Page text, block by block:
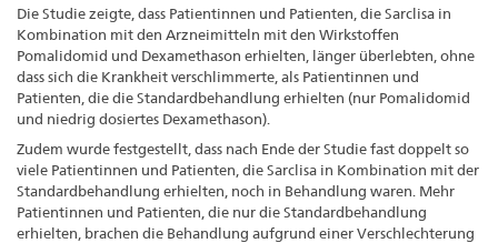
Die Studie zeigte, dass Patientinnen und Patienten, die Sarclisa in
Kombination mit den Arzneimitteln mit den Wirkstoffen
Pomalidomid und Dexamethason erhielten, länger überlebten, ohne
dass sich die Krankheit verschlimmerte, als Patientinnen und
Patienten, die die Standardbehandlung erhielten (nur Pomalidomid
und niedrig dosiertes Dexamethason).
Zudem wurde festgestellt, dass nach Ende der Studie fast doppelt so
viele Patientinnen und Patienten, die Sarclisa in Kombination mit der
Standardbehandlung erhielten, noch in Behandlung waren. Mehr
Patientinnen und Patienten, die nur die Standardbehandlung
erhielten, brachen die Behandlung aufgrund einer Verschlechterung